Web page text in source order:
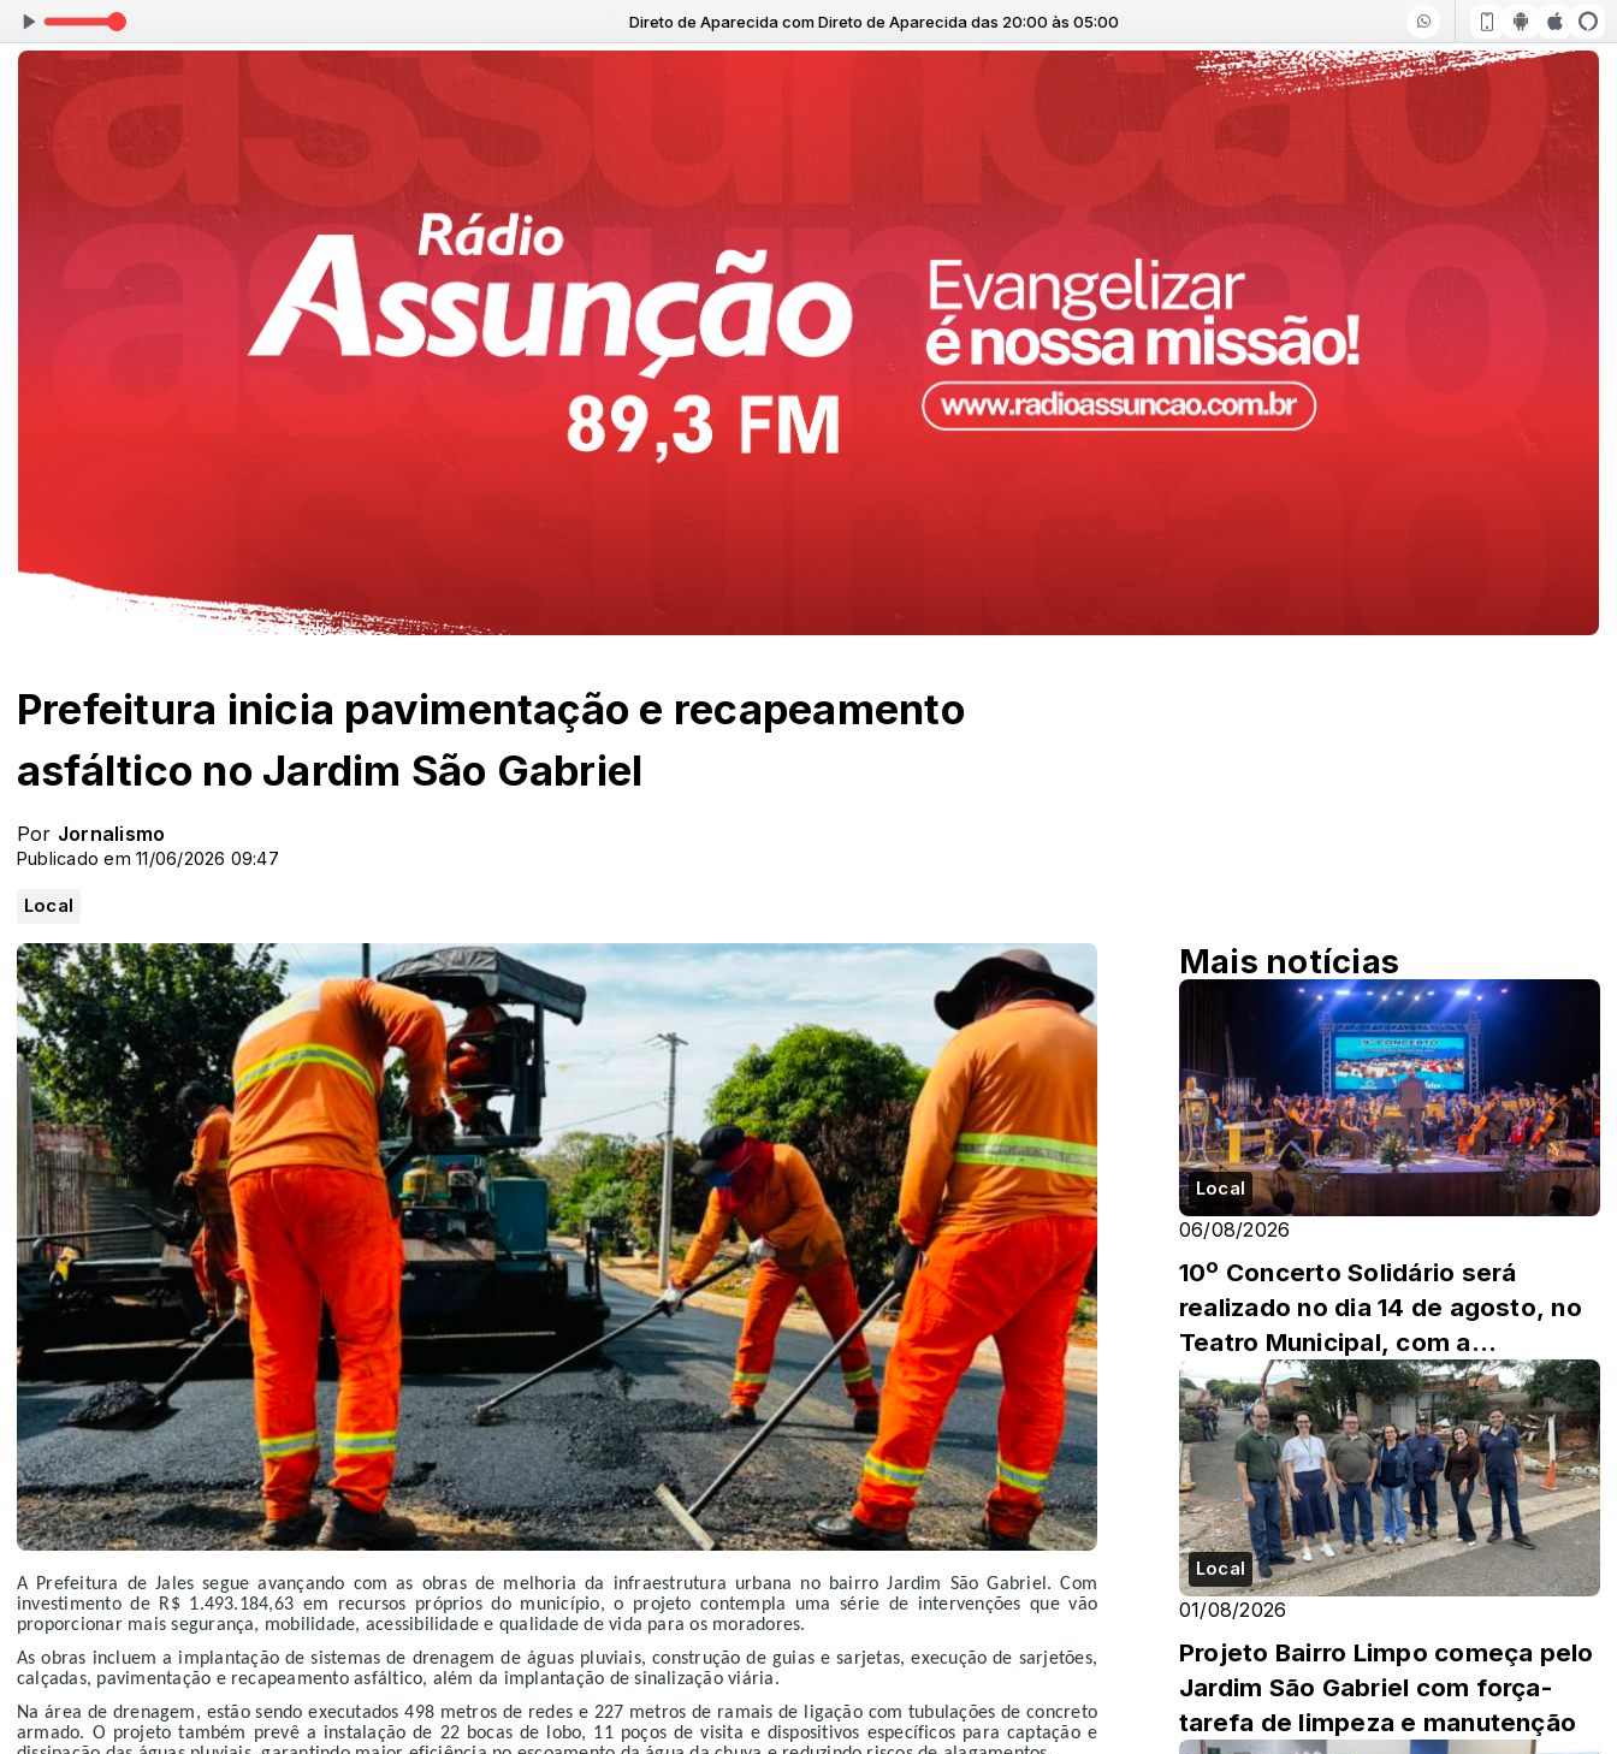
Direto de Aparecida com Direto de Aparecida das 20:00 às 05:00
Prefeitura inicia pavimentação e recapeamento
asfáltico no Jardim São Gabriel
Por Jornalismo
Publicado em 11/06/2026 09:47
Local
A Prefeitura de Jales segue avançando com as obras de melhoria da infraestrutura urbana no bairro Jardim São Gabriel. Com
investimento de R$ 1.493.184,63 em recursos próprios do município, o projeto contempla uma série de intervenções que vão
proporcionar mais segurança, mobilidade, acessibilidade e qualidade de vida para os moradores.
As obras incluem a implantação de sistemas de drenagem de águas pluviais, construção de guias e sarjetas, execução de sarjetões,
calçadas, pavimentação e recapeamento asfáltico, além da implantação de sinalização viária.
Na área de drenagem, estão sendo executados 498 metros de redes e 227 metros de ramais de ligação com tubulações de concreto
armado. O projeto também prevê a instalação de 22 bocas de lobo, 11 poços de visita e dispositivos específicos para captação e
Mais notícias
Local
06/08/2026
10º Concerto Solidário será
realizado no dia 14 de agosto, no
Teatro Municipal, com a
Orquestra Sinfônica de Jales
Local
01/08/2026
Projeto Bairro Limpo começa pelo
Jardim São Gabriel com força-
tarefa de limpeza e manutenção